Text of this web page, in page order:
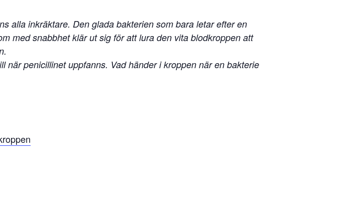
alla inkräktare. Den glada bakterien som bara letar efter en
med snabbhet klär ut sig för att lura den vita blodkroppen att
penicillinet uppfanns. Vad händer i kroppen när en bakterie